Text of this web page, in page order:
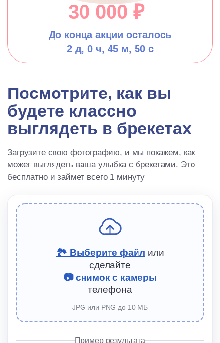
30 000 ₽
До конца акции осталось
2 д, 0 ч, 45 м, 49 с
Посмотрите, как вы
будете классно
выглядеть в брекетах
Загрузите свою фотографию, и мы покажем, как
может выглядеть ваша улыбка с брекетами. Это
бесплатно и займет всего 1 минуту
🏞 Выберите файл или
сделайте
📷 снимок с камеры
телефона
JPG или PNG до 10 МБ
Пример результата